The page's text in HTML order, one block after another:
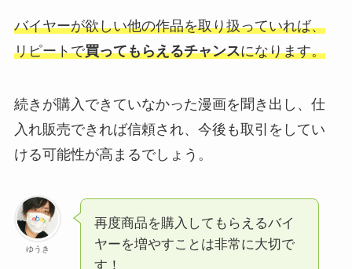
バイヤーが欲しい他の作品を取り扱っていれば、
リピートで買ってもらえるチャンスになります。
続きが購入できていなかった漫画を聞き出し、仕
入れ販売できれば信頼され、今後も取引をしてい
ける可能性が高まるでしょう。
ゆうき
再度商品を購入してもらえるバイ
ヤーを増やすことは非常に大切で
す！